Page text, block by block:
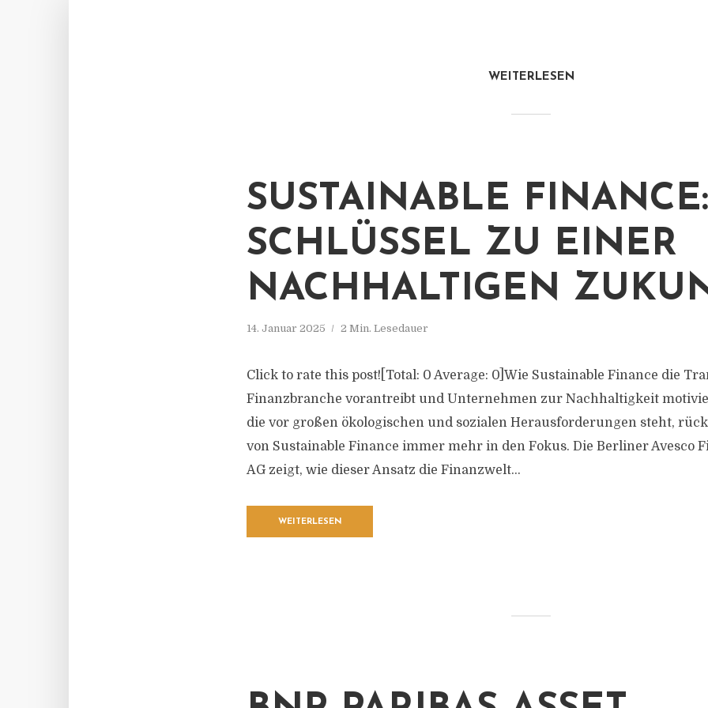
WEITERLESEN
SUSTAINABLE FINANCE:
SCHLÜSSEL ZU EINER
NACHHALTIGEN
14. Januar 2025 2 Min. Lesedauer
Click to rate this post![Total: 0 Average: 0]Wie Sustainable Finance die
Finanzbranche vorantreibt und Unternehmen zur Nachhaltigkeit
die vor großen ökologischen und sozialen Herausforderungen steht,
von Sustainable Finance immer mehr in den Fokus. Die Berliner Avesco
AG zeigt, wie dieser Ansatz die Finanzwelt...
WEITERLESEN